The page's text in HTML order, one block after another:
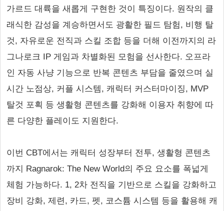
가르드 대륙을 새롭게 구현한 것이 특징이다. 원작의 클
래식한 감성을 계승하면서도 광활한 필드 탐험, 비행 탈
것, 자유로운 전직과 스킬 조합 등을 더해 이전까지의 라
그나로크 IP 게임과 차별화된 모험을 선사한다. 오프라
인 자동 사냥 기능으로 반복 콘텐츠 부담을 줄였으며 실
시간 노점상, 커플 시스템, 캐릭터 커스터마이징, MVP
탈것 포획 등 생활형 콘텐츠를 강화해 이용자 취향에 따
른 다양한 플레이도 지원한다.
이번 CBT에서는 캐릭터 성장부터 전투, 생활형 콘텐츠
까지 Ragnarok: The New World의 주요 요소를 폭넓게
체험 가능하다. 1, 2차 전직을 기반으로 스킬을 강화하고
장비 강화, 제련, 카드, 펫, 코스튬 시스템 등을 활용해 캐